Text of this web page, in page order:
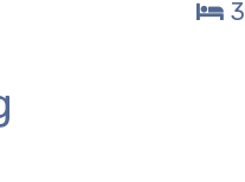
3